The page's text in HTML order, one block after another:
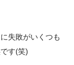
失敗がいくつも
す(笑)